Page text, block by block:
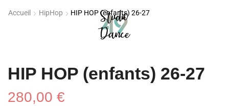
Accueil HipHop HIP HOP (enfants) 26-27
HIP HOP (enfants) 26-27
280,00 €